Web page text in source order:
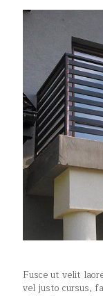
Fusce ut velit
vel justo cursus,